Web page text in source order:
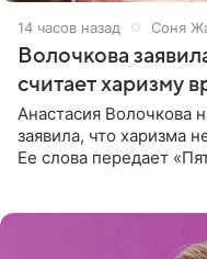
14 часов назад Соня
Волочкова
считает харизму
Анастасия Волочкова
заявила, что харизма
Ее слова передает